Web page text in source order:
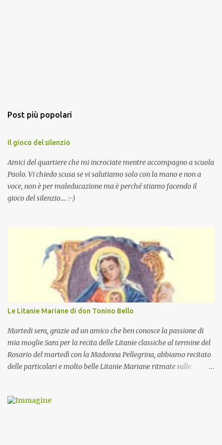
Post più popolari
Il gioco del silenzio
Amici del quartiere che mi incrociate mentre accompagno a scuola
Paolo. Vi chiedo scusa se vi salutiamo solo con la mano e non a
voce, non è per maleducazione ma è perché stiamo facendo il
gioco del silenzio.... :-)
Le Litanie Mariane di don Tonino Bello
Martedi sera, grazie ad un amico che ben conosce la passione di
mia moglie Sara per la recita delle Litanie classiche al termine del
Rosario del martedì con la Madonna Pellegrina, abbiamo recitato
delle particolari e molto belle Litanie Mariane ritmate sulle
preghiera.